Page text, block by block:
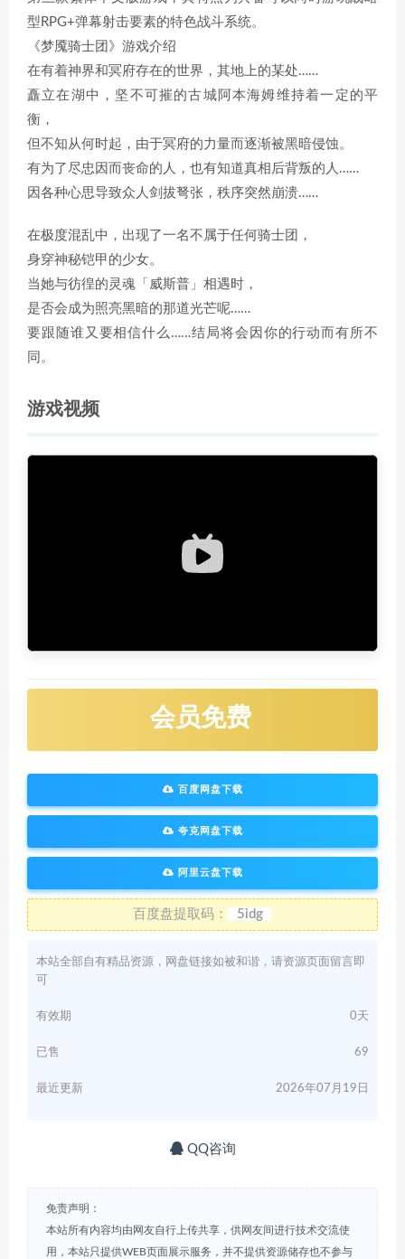
型RPG+弹幕射击要素的特色战斗系统。
《梦魇骑士团》游戏介绍
在有着神界和冥府存在的世界，其地上的某处……
矗立在湖中，坚不可摧的古城阿本海姆维持着一定的平
衡，
但不知从何时起，由于冥府的力量而逐渐被黑暗侵蚀。
有为了尽忠因而丧命的人，也有知道真相后背叛的人……
因各种心思导致众人剑拔弩张，秩序突然崩溃……
在极度混乱中，出现了一名不属于任何骑士团，
身穿神秘铠甲的少女。
当她与彷徨的灵魂「威斯普」相遇时，
是否会成为照亮黑暗的那道光芒呢……
要跟随谁又要相信什么……结局将会因你的行动而有所不
同。
游戏视频
会员免费
百度网盘下载
夸克网盘下载
阿里云盘下载
百度盘提取码： 5idg
本站全部自有精品资源，网盘链接如被和谐，请资源页面留言即
可
有效期 0天
已售 69
最近更新 2026年07月19日
QQ咨询
免责声明：
本站所有内容均由网友自行上传共享，供网友间进行技术交流使
用，本站只提供WEB页面展示服务，并不提供资源储存也不参与